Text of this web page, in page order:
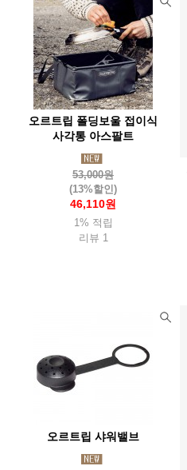
오르트립 폴딩보울 접이식
사각통 아스팔트
53,000원
(13%할인)
46,110원
1% 적립
리뷰 1
오르트립 샤워밸브